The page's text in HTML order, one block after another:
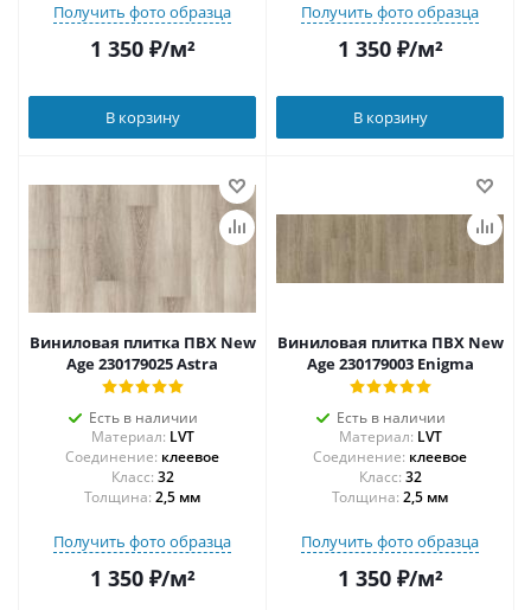
Получить фото образца
1 350₽/м²
В корзину
Получить фото образца
1 350₽/м²
В корзину
Виниловая плитка ПВХ New
Age 230179025 Astra
Есть в наличии
Материал: LVT
Соединение: клеевое
32
Толщина: 2,5 мм
Получить фото образца
1 350₽/м²
Виниловая плитка ПВХ New
Age 230179003 Enigma
Есть в наличии
Материал: LVT
Соединение: клеевое
32
Толщина: 2,5 мм
Получить фото образца
1 350₽/м²